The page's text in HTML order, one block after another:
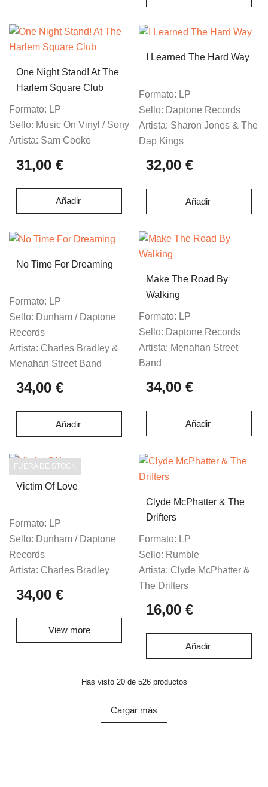
One Night Stand! At The
Harlem Square Club
Formato: LP
Sello: Music On Vinyl / Sony
Artista: Sam Cooke
31,00 €
Añadir
I Learned The Hard Way
Formato: LP
Sello: Daptone Records
Artista: Sharon Jones & The
Dap Kings
32,00 €
Añadir
No Time For Dreaming
Formato: LP
Sello: Dunham ‎/ Daptone
Records
Artista: Charles Bradley &
Menahan Street Band
34,00 €
Añadir
Make The Road By
Walking
Formato: LP
Sello: Daptone Records
Artista: Menahan Street
Band
34,00 €
Añadir
Victim Of Love
Formato: LP
Sello: Dunham ‎/ Daptone
Records
Artista: Charles Bradley
34,00 €
View more
FUERA DE STOCK
Clyde McPhatter & The
Drifters
Formato: LP
Sello: Rumble
Artista: Clyde McPhatter &
The Drifters
16,00 €
Añadir
Has visto 20 de 526 productos
Cargar más